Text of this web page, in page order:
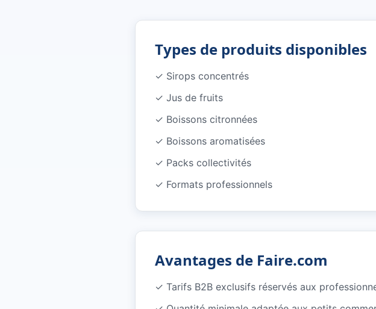
Types de produits disponibles
✓ Sirops concentrés
✓ Jus de fruits
✓ Boissons citronnées
✓ Boissons aromatisées
✓ Packs collectivités
✓ Formats professionnels
Avantages de Faire.com
✓ Tarifs B2B exclusifs réservés aux